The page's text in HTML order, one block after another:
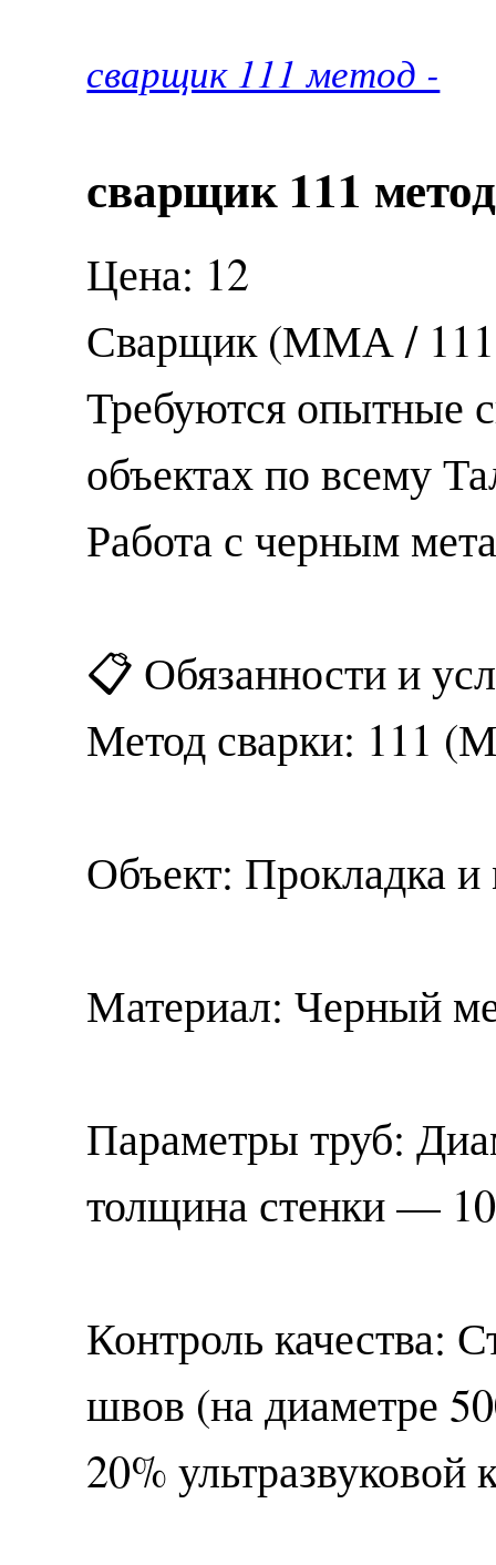
сварщик 111 метод -
сварщик 111 метод
Цена: 12
Сварщик (ММА / 111
Требуются опытные
объектах по всему
Работа с черным
📋 Обязанности и
Метод сварки: 111
Объект: Прокладка и
Материал: Черный
Параметры труб:
толщина стенки —
Контроль качества:
швов (на диаметре
20% ультразвуковой